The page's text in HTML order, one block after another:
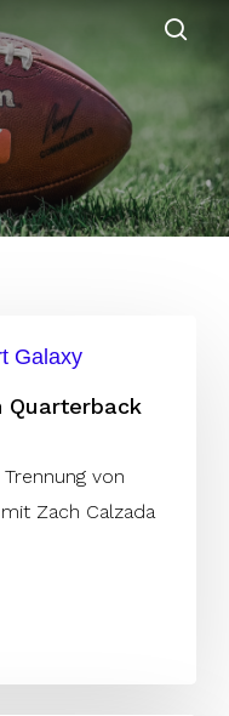
Galaxy
Quarterback
von
Zach Calzada